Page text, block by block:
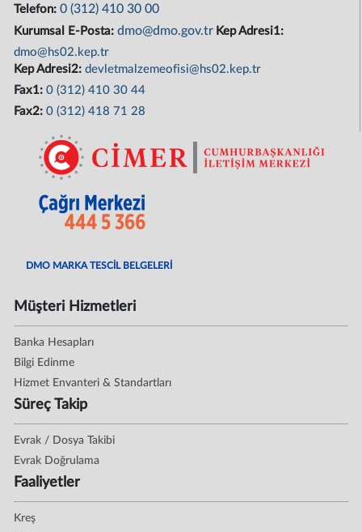
Telefon:0 (312) 410 30 00
Kurumsal E-Posta:dmo@dmo.gov.tr Kep Adresi1:
dmo@hs02.kep.tr
Kep Adresi2:devletmalzemeofisi@hs02.kep.tr
Fax1:0 (312) 410 30 44
Fax2:0 (312) 418 71 28
DMO MARKA TESCİL BELGELERİ
Müşteri Hizmetleri
Banka Hesapları
Bilgi Edinme
Hizmet Envanteri & Standartları
Süreç Takip
Evrak / Dosya Takibi
Evrak Doğrulama
Faaliyetler
Kreş